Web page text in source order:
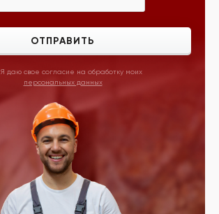
ОТПРАВИТЬ
Я даю свое согласие на обработку моих
персональных данных